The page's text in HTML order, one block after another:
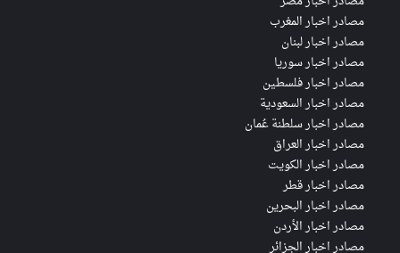
مصادر اخبار المغرب
مصادر اخبار لبنان
مصادر اخبار سوريا
مصادر اخبار فلسطين
مصادر اخبار السعودية
مصادر اخبار سلطنة عُمان
مصادر اخبار العراق
مصادر اخبار الكويت
مصادر اخبار قطر
مصادر اخبار البحرين
مصادر اخبار الأردن
مصادر اخبار الجزائر